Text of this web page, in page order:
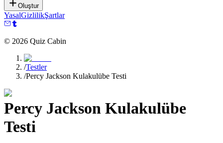
Oluştur
YasalGizlilikŞartlar
© 2026 Quiz Cabin
/Testler
/Percy Jackson Kulakulübe Testi
Percy Jackson Kulakulübe
Testi